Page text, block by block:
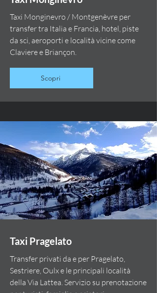
Taxi Monginevro / Montgenèvre per
transfer tra Italia e Francia, hotel, piste
da sci, aeroporti e località vicine come
Claviere e Briançon.
Scopri
Taxi Pragelato
Transfer privati da e per Pragelato,
Sestriere, Oulx e le principali località
della Via Lattea. Servizio su prenotazione